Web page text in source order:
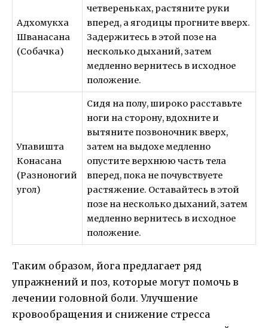
Адхомукха
Шванасана
(Собачка)
четвереньках, растяните руки
вперед, а ягодицы прогните вверх.
Задержитесь в этой позе на
несколько дыханий, затем
медленно вернитесь в исходное
положение.
Упавишта
Конасана
(Разноногий
угол)
Сидя на полу, широко расставьте
ноги на сторону, вдохните и
вытяните позвоночник вверх,
затем на выдохе медленно
опустите верхнюю часть тела
вперед, пока не почувствуете
растяжение. Оставайтесь в этой
позе на несколько дыханий, затем
медленно вернитесь в исходное
положение.
Таким образом, йога предлагает ряд
упражнений и поз, которые могут помочь в
лечении головной боли. Улучшение
кровообращения и снижение стресса